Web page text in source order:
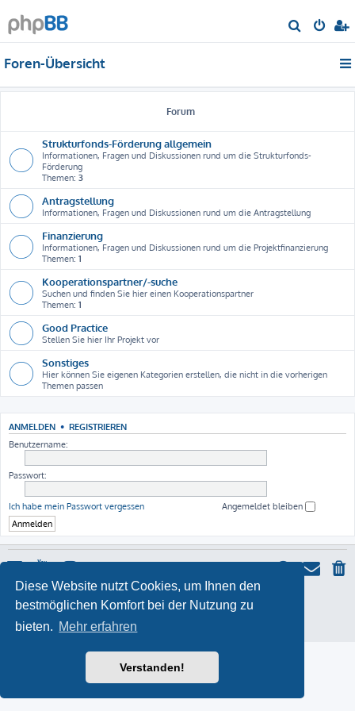
Diese Website nutzt Cookies, um Ihnen den
bestmöglichen Komfort bei der Nutzung zu
bieten. Mehr erfahren
Verstanden!
u
Foren-Übersicht
Forum
Strukturfonds-Förderung allgemein
Informationen, Fragen und Diskussionen rund um die Strukturfonds-
Förderung
Themen: 3
Antragstellung
Informationen, Fragen und Diskussionen rund um die Antragstellung
Finanzierung
Informationen, Fragen und Diskussionen rund um die Projektfinanzierung
Themen: 1
Kooperationspartner/-suche
Suchen und finden Sie hier einen Kooperationspartner
Themen: 1
Good Practice
Stellen Sie hier Ihr Projekt vor
Sonstiges
Hier können Sie eigenen Kategorien erstellen, die nicht in die vorherigen
Themen passen
ANMELDEN • REGISTRIEREN
Benutzername:
Passwort:
Ich habe mein Passwort vergessen Angemeldet bleiben
Powered byphpBB ® Forum Software © phpBB Limited
Datenschutz